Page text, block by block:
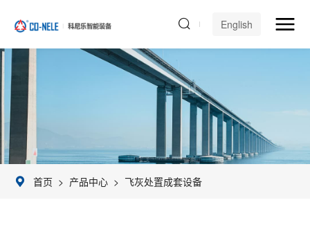
English
首页 > 产品中心 > 飞灰处置成套设备